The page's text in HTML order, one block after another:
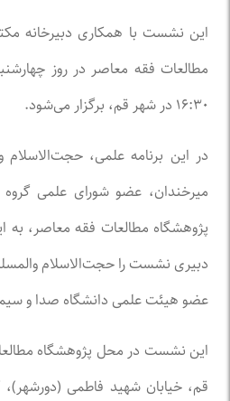
این نشست با همکاری دبیرخانه
۱۶:۳۰ در شهر قم، برگزار می‌شود.
در این برنامه علمی،
میرخندان، عضو شورای علمی
پژوهشگاه مطالعات فقه معاصر، به
دبیری نشست را حجت‌الاسلام
عضو هیئت علمی دانشگاه صدا و
این نشست در محل پژوهشگاه